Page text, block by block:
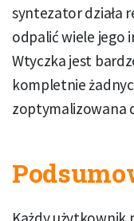
syntezator działa
odpalić wiele jego
Wtyczka jest
kompletnie
zoptymalizowana